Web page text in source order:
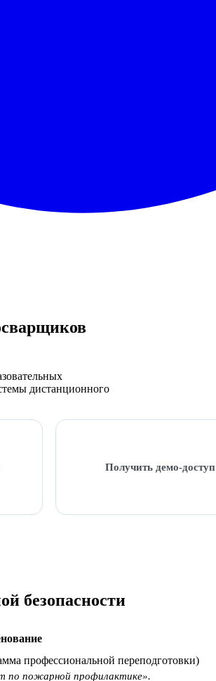
дистанционного
Получить демо-доступ
безопасности
профессиональной переподготовки)
по пожарной профилактике».